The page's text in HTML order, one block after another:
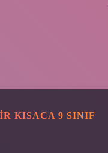
KISACA 9 SINIF